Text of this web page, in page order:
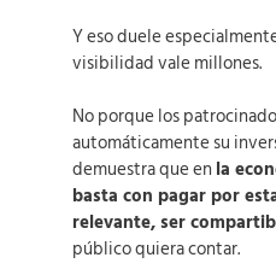
Y eso duele
visibilidad vale millones.
No porque los
automáticamente su
demuestra que en la
basta con pagar por
relevante, ser
público quiera contar.